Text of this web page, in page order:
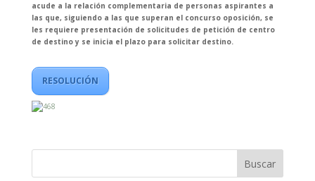
acude a la relación complementaria de personas aspirantes a
las que, siguiendo a las que superan el concurso oposición, se
les requiere presentación de solicitudes de petición de centro
de destino y se inicia el plazo para solicitar destino.
RESOLUCIÓN